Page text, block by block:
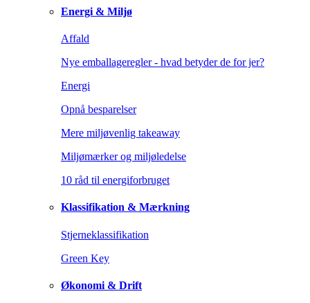
Energi & Miljø
Affald
Nye emballageregler - hvad betyder de for jer?
Energi
Opnå besparelser
Mere miljøvenlig takeaway
Miljømærker og miljøledelse
10 råd til energiforbruget
Klassifikation & Mærkning
Stjerneklassifikation
Green Key
Økonomi & Drift